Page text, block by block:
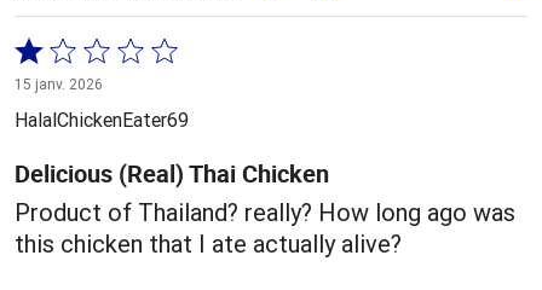
Coté
1 sur
5
15 janv. 2026
HalalChickenEater69
Delicious (Real) Thai Chicken
Product of Thailand? really? How long ago was
this chicken that I ate actually alive?